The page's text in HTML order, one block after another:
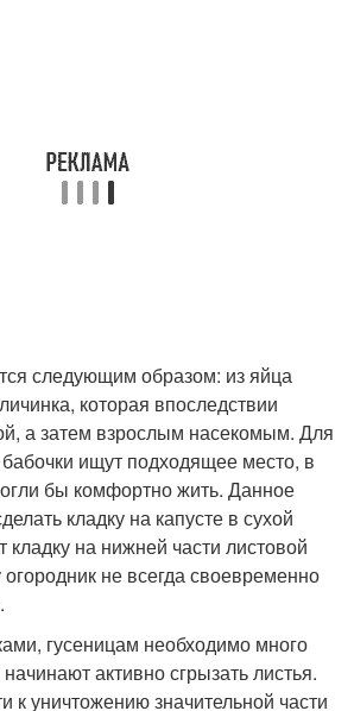
следующим образом: из яйца
которая впоследствии
а затем взрослым насекомым. Для
ищут подходящее место, в
бы комфортно жить. Данное
кладку на капусте в сухой
кладку на нижней части листовой
не всегда своевременно
гусеницам необходимо много
активно сгрызать листья.
к уничтожению значительной части